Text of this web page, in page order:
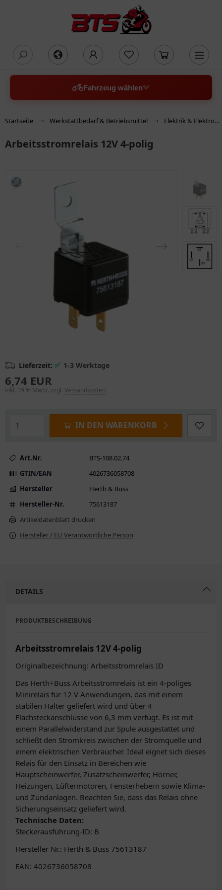
Fahrzeug wählen
Startseite Werkstattbedarf & Betriebsmittel Elektrik & Elektronik
Arbeitsstromrelais 12V 4-polig
Lieferzeit: ✅ 1-3 Werktage
6,74 EUR
inkl. 19 % MwSt. zzgl. Versandkosten
IN DEN WARENKORB
Art.Nr.
BTS-108.02.74
GTIN/EAN
4026736058708
Hersteller
Herth & Buss
Hersteller-Nr.
75613187
Artikeldatenblatt drucken
Hersteller / EU Verantwortliche Person
DETAILS
PRODUKTBESCHREIBUNG
Arbeitsstromrelais 12V 4-polig
Originalbezeichnung: Arbeitsstromrelais ID
Das Herth+Buss Arbeitsstromrelais ist ein 4-poliges
Minirelais für 12 V Anwendungen, das mit einem
stabilen Halter geliefert wird und über 4
Flachsteckanschlüsse von 6,3 mm verfügt. Es ist mit
einem Parallelwiderstand zur Spule ausgestattet und
schließt den Stromkreis zwischen der Stromquelle und
einem elektrischen Verbraucher. Ideal eignet sich dieses
Relais für den Einsatz in Bereichen wie
Hauptscheinwerfer, Zusatzscheinwerfer, Hörner,
Heizungen, Lüftermotoren, Fensterhebern sowie Klima-
und Zündanlagen. Beachten Sie, dass das Relais ohne
Sicherungseinsatz geliefert wird.
Technische Daten:
Steckerausführung-ID: B
Hersteller Nr.: Herth & Buss 75613187
EAN: 4026736058708